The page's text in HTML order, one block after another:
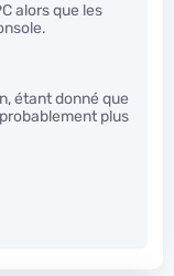
alors que les
étant donné que
plus